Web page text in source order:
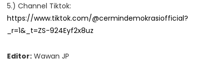
5.) Channel Tiktok:
https://www.tiktok.com/@cermindemokrasiofficial?
_r=1&_t=ZS-924Eyf2x8uz
Editor: Wawan JP